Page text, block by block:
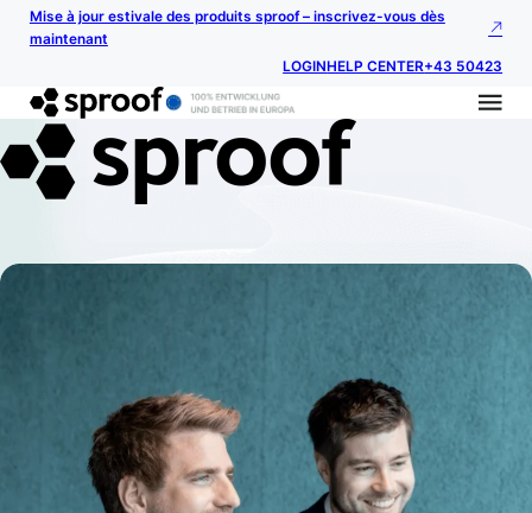
Mise à jour estivale des produits sproof – inscrivez-vous dès
maintenant
LOGINHELP CENTER+43 50423